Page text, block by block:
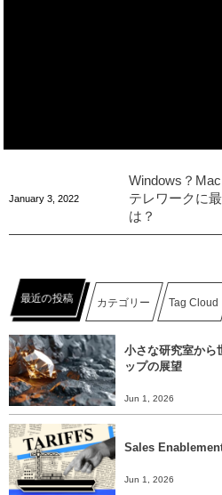
January 3, 2022
Windows？
テレワークに
は？
最近の投稿 カテゴリー Tag Cloud
小さな研究室から
ップの展望
Jun 1, 2026
Sales
Jun 1, 2026